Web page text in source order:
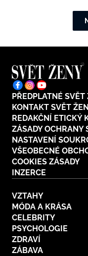
PŘEDPLATNÉ SVĚT
KONTAKT SVĚT
REDAKČNÍ ETICKÝ
ZÁSADY OCHRANY
NASTAVENÍ
VŠEOBECNÉ
COOKIES ZÁSADY
INZERCE
VZTAHY
MÓDA A KRÁSA
CELEBRITY
PSYCHOLOGIE
ZDRAVÍ
ZÁBAVA